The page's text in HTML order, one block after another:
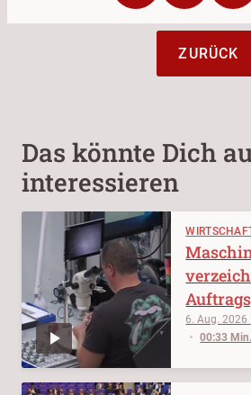
ZURÜCK
Das könnte Dich
interessieren
6. Aug. 2026
00:33 Min.